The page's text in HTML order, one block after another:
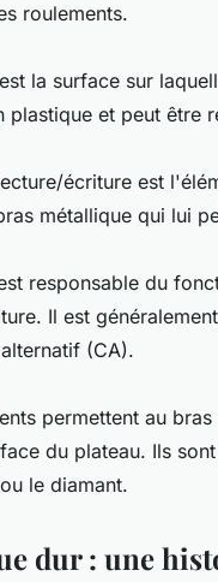
roulements.
la surface sur
plastique et peut être
écriture est
métallique qui lui
responsable du
Il est
(CA).
permettent au
du plateau. Ils
le diamant.
dur : une